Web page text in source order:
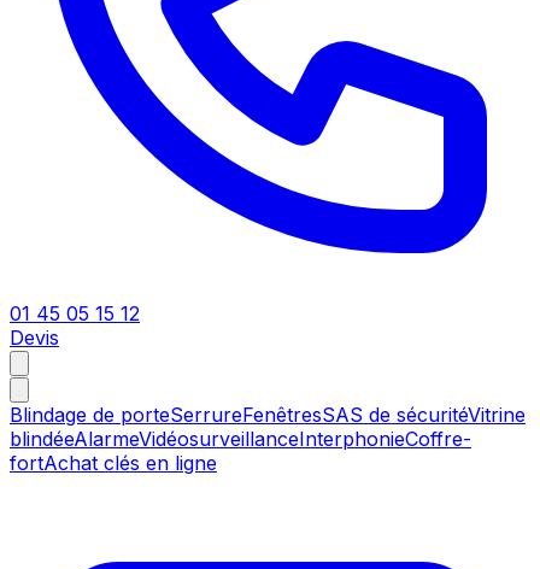
01 45 05 15 12
Devis
Blindage de porteSerrureFenêtresSAS de sécuritéVitrine
blindéeAlarmeVidéosurveillanceInterphonieCoffre-
fortAchat clés en ligne